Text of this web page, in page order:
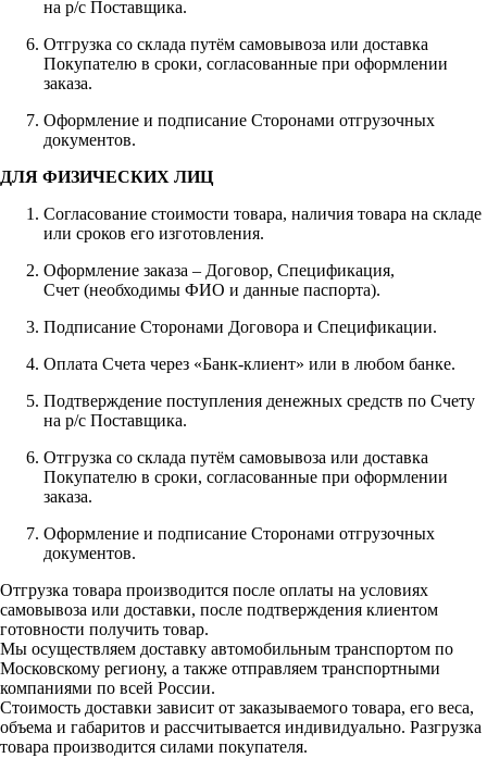
на р/с Поставщика.
Отгрузка со склада путём самовывоза или доставка
Покупателю в сроки, согласованные при оформлении
заказа.
Оформление и подписание Сторонами отгрузочных
документов.
ДЛЯ ФИЗИЧЕСКИХ ЛИЦ
Согласование стоимости товара, наличия товара на складе
или сроков его изготовления.
Оформление заказа – Договор, Спецификация,
Счет (необходимы ФИО и данные паспорта).
Подписание Сторонами Договора и Спецификации.
Оплата Счета через «Банк-клиент» или в любом банке.
Подтверждение поступления денежных средств по Счету
на р/с Поставщика.
Отгрузка со склада путём самовывоза или доставка
Покупателю в сроки, согласованные при оформлении
заказа.
Оформление и подписание Сторонами отгрузочных
документов.
Отгрузка товара производится после оплаты на условиях
самовывоза или доставки, после подтверждения клиентом
готовности получить товар.
Мы осуществляем доставку автомобильным транспортом по
Московскому региону, а также отправляем транспортными
компаниями по всей России.
Стоимость доставки зависит от заказываемого товара, его веса,
объема и габаритов и рассчитывается индивидуально. Разгрузка
товара производится силами покупателя.